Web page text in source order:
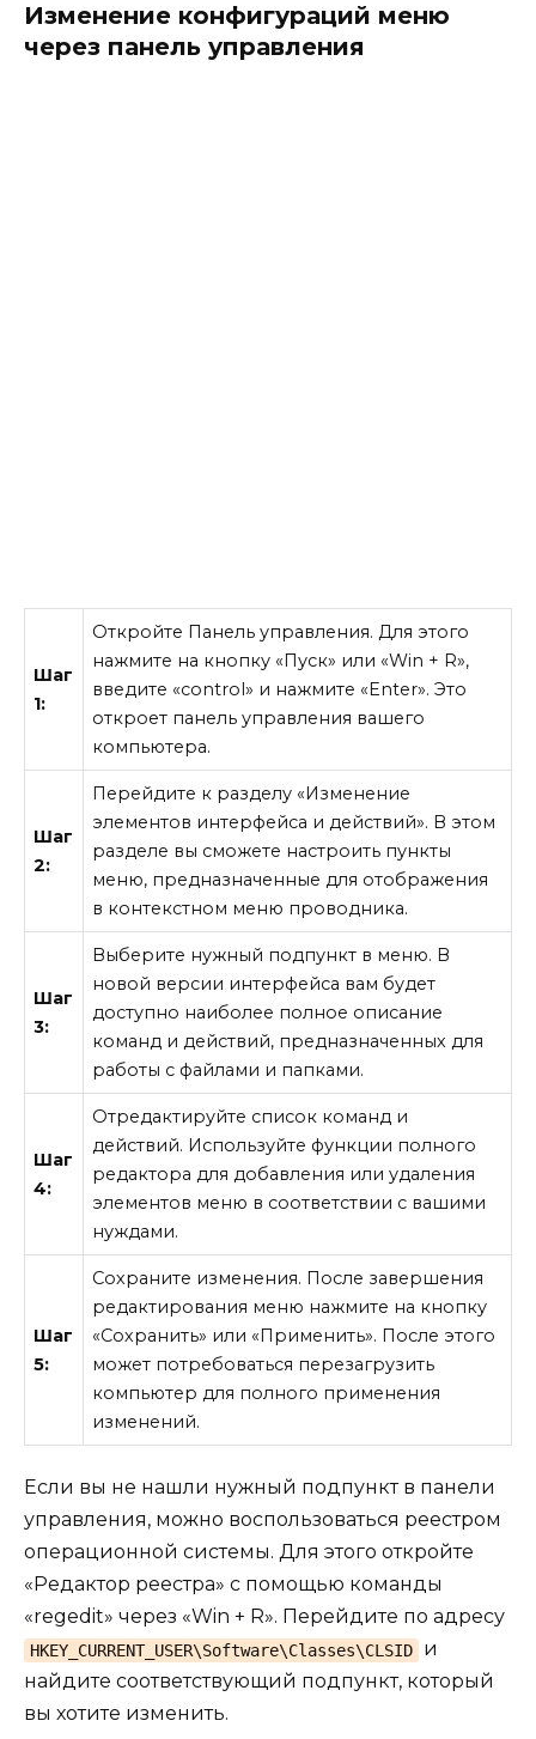
Изменение конфигураций меню
через панель управления
Шаг
1:
Откройте Панель управления. Для этого
нажмите на кнопку «Пуск» или «Win + R»,
введите «control» и нажмите «Enter». Это
откроет панель управления вашего
компьютера.
Шаг
2:
Перейдите к разделу «Изменение
элементов интерфейса и действий». В этом
разделе вы сможете настроить пункты
меню, предназначенные для отображения
в контекстном меню проводника.
Шаг
3:
Выберите нужный подпункт в меню. В
новой версии интерфейса вам будет
доступно наиболее полное описание
команд и действий, предназначенных для
работы с файлами и папками.
Шаг
4:
Отредактируйте список команд и
действий. Используйте функции полного
редактора для добавления или удаления
элементов меню в соответствии с вашими
нуждами.
Шаг
5:
Сохраните изменения. После завершения
редактирования меню нажмите на кнопку
«Сохранить» или «Применить». После этого
может потребоваться перезагрузить
компьютер для полного применения
изменений.
Если вы не нашли нужный подпункт в панели
управления, можно воспользоваться реестром
операционной системы. Для этого откройте
«Редактор реестра» с помощью команды
«regedit» через «Win + R». Перейдите по адресу
HKEY_CURRENT_USER\Software\Classes\CLSID
и
найдите соответствующий подпункт, который
вы хотите изменить.